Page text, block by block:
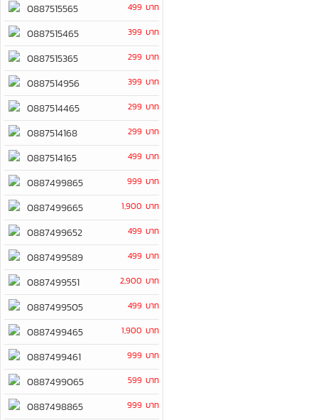
0887515565 499 บาท
0887515465 399 บาท
0887515365 299 บาท
0887514956 399 บาท
0887514465 299 บาท
0887514168 299 บาท
0887514165 499 บาท
0887499865 999 บาท
0887499665 1,900 บาท
0887499652 499 บาท
0887499589 499 บาท
0887499551 2,900 บาท
0887499505 499 บาท
0887499465 1,900 บาท
0887499461 999 บาท
0887499065 599 บาท
0887498865 999 บาท